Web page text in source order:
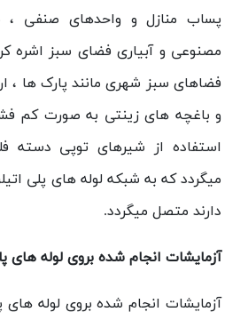
پساب منازل و واحدهای صنفی
مصنوعی و آبیاری فضای سبز اشره
فضاهای سبز شهری مانند پارک ها ،
و باغچه های زینتی به صورت کم
استفاده از شیرهای توپی دسته
میگردد که به شبکه لوله های پلی
دارند متصل میگردد.
آزمایشات انجام شده بروی لوله های
آزمایشات انجام شده بروی لوله های